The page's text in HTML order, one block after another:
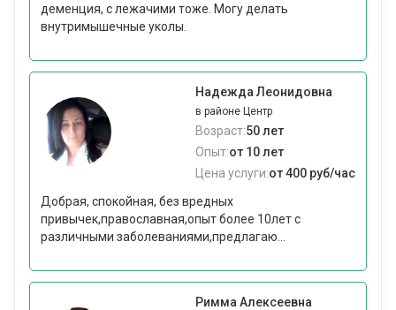
деменция, с лежачими тоже. Могу делать
внутримышечные уколы.
Надежда Леонидовна
в районе Центр
Возраст:50 лет
Опыт:от 10 лет
Цена услуги:от 400 руб/час
Добрая, спокойная, без вредных
привычек,православная,опыт более 10лет с
различными заболеваниями,предлагаю...
Римма Алексеевна